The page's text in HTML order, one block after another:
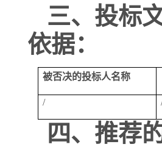
三、投标
依据：
被否决的投标人名称
/
四、推荐